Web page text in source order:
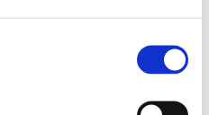
en ståtlig tupp i svart